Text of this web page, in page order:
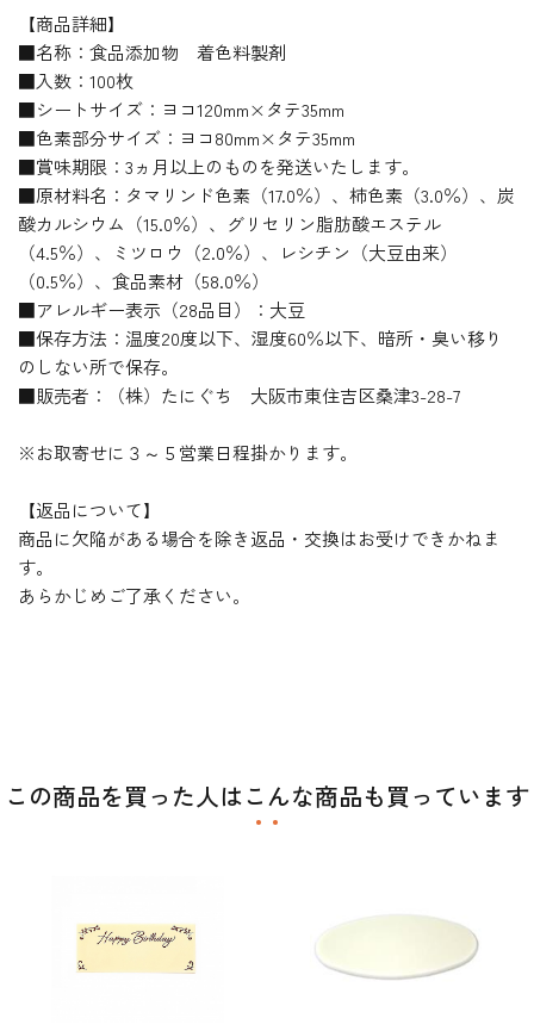
【商品詳細】
■名称：食品添加物 着色料製剤
■入数：100枚
■シートサイズ：ヨコ120mm×タテ35mm
■色素部分サイズ：ヨコ80mm×タテ35mm
■賞味期限：3ヵ月以上のものを発送いたします。
■原材料名：タマリンド色素（17.0％）、柿色素（3.0％）、炭
酸カルシウム（15.0％）、グリセリン脂肪酸エステル
（4.5％）、ミツロウ（2.0％）、レシチン（大豆由来）
（0.5％）、食品素材（58.0％）
■アレルギー表示（28品目）：大豆
■保存方法：温度20度以下、湿度60％以下、暗所・臭い移り
のしない所で保存。
■販売者：（株）たにぐち 大阪市東住吉区桑津3-28-7
※お取寄せに３～５営業日程掛かります。
【返品について】
商品に欠陥がある場合を除き返品・交換はお受けできかねま
す。
あらかじめご了承ください。
この商品を買った人はこんな商品も買っています